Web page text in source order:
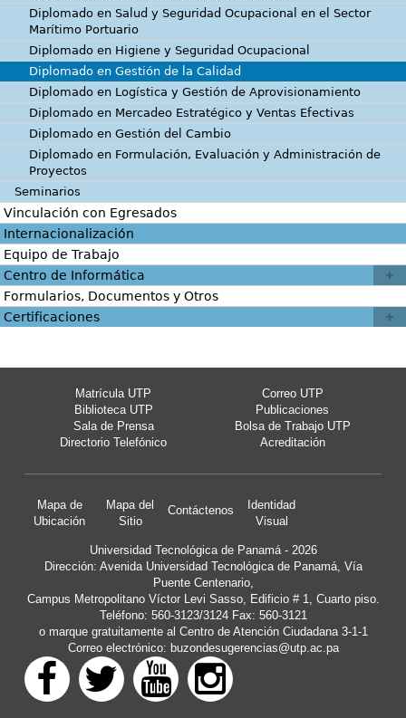
Diplomado en Salud y Seguridad Ocupacional en el Sector
Marítimo Portuario
Diplomado en Higiene y Seguridad Ocupacional
Diplomado en Gestión de la Calidad
Diplomado en Logística y Gestión de Aprovisionamiento
Diplomado en Mercadeo Estratégico y Ventas Efectivas
Diplomado en Gestión del Cambio
Diplomado en Formulación, Evaluación y Administración de
Proyectos
Seminarios
Vinculación con Egresados
Internacionalización
Equipo de Trabajo
Centro de Informática
Formularios, Documentos y Otros
Certificaciones
Matrícula UTP
Correo UTP
Biblioteca UTP
Publicaciones
Sala de Prensa
Bolsa de Trabajo UTP
Directorio Telefónico
Acreditación
Mapa de
Ubicación
Mapa del
Sitio
Contáctenos
Identidad
Visual
Universidad Tecnológica de Panamá - 2026
Dirección: Avenida Universidad Tecnológica de Panamá, Vía
Puente Centenario,
Campus Metropolitano Víctor Levi Sasso, Edificio # 1, Cuarto piso.
Teléfono: 560-3123/3124 Fax: 560-3121
o marque gratuitamente al Centro de Atención Ciudadana 3-1-1
Correo electrónico: buzondesugerencias@utp.ac.pa